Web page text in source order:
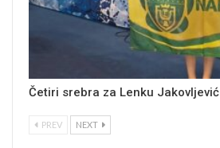
Četiri srebra za Lenku Jakovljević
PREV NEXT